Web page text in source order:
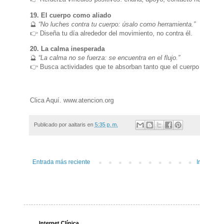
19. El cuerpo como aliado
🔮 “No luches contra tu cuerpo: úsalo como herramienta.”
👉 Diseña tu día alrededor del movimiento, no contra él.
20. La calma inesperada
🔮 “La calma no se fuerza: se encuentra en el flujo.”
👉 Busca actividades que te absorban tanto que el cuerpo
Clica Aquí. www.atencion.org
Publicado por aaltaris en 5:35 p. m.
Entrada más reciente